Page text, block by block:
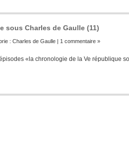
sous Charles de Gaulle (11)
: Charles de Gaulle | 1 commentaire »
«la chronologie de la Ve république